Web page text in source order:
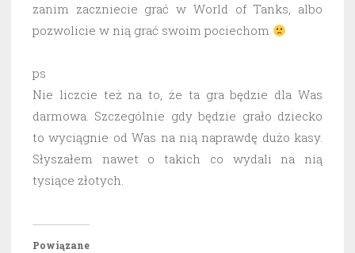
zanim zaczniecie grać w World of Tanks, albo
pozwolicie w nią grać swoim pociechom
ps
Nie liczcie też na to, że ta gra będzie dla Was
darmowa. Szczególnie gdy będzie grało dziecko
to wyciągnie od Was na nią naprawdę dużo kasy.
Słyszałem nawet o takich co wydali na nią
tysiące złotych.
Powiązane